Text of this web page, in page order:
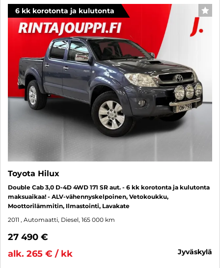
6 kk korotonta ja kulutonta
Toyota Hilux
Double Cab 3,0 D-4D 4WD 171 SR aut. - 6 kk korotonta ja kulutonta
maksuaikaa! - ALV-vähennyskelpoinen, Vetokoukku,
Moottorilämmitin, Ilmastointi, Lavakate
2011 , Automaatti, Diesel, 165 000 km
27 490 €
alk. 265 € / kk
jyväskylä